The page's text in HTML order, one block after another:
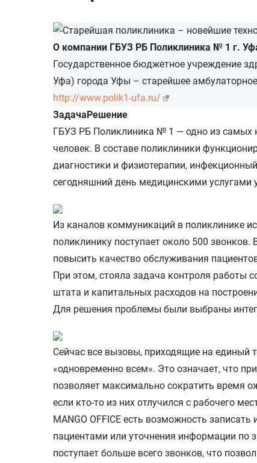
О компании ГБУЗ РБ Поликлиника № 1 г.
Государственное бюджетное учреждение
Уфа) города Уфы – старейшее
http://www.polik1-ufa.ru/
Задача Решение
ГБУЗ РБ Поликлиника № 1 — одно из самых
человек. В составе поликлиники
диагностики и физиотерапии,
сегодняшний день медицинскими
Из каналов коммуникаций в поликлинике
поликлинику поступает около 500
повысить качество обслуживания
При этом, стояла задача контроля работы
штата и капитальных расходов на
Для решения проблемы были выбраны
Сейчас все вызовы, приходящие на единый
«одновременно всем». Это означает, что
позволяет максимально сократить время
если кто-то из них отлучился с рабочего
MANGO OFFICE есть возможность
пациентами или уточнения информации по
поступает больше всего звонков, что